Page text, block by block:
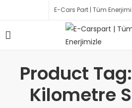
E-Cars Part | Tüm
Product
Kilometre